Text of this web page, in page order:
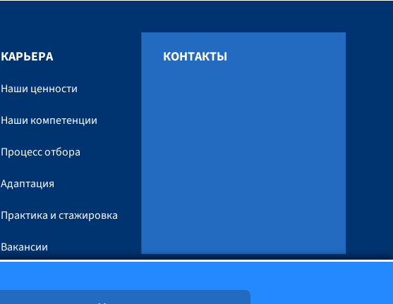
КАРЬЕРА
Наши ценности
Наши компетенции
Процесс отбора
Адаптация
Практика и стажировка
Вакансии
КОНТАКТЫ